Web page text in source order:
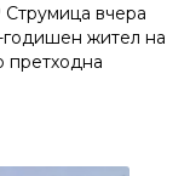
вчера
годишен жител на
претходна